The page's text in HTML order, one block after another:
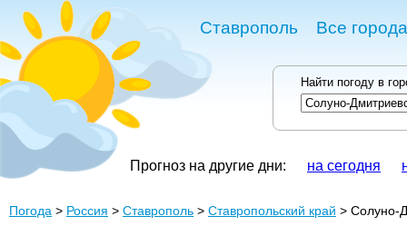
Ставрополь Все
Найти погоду в
Прогноз на другие дни: на сегодня
Погода > Россия > Ставрополь > Ставропольский край > Солуно-